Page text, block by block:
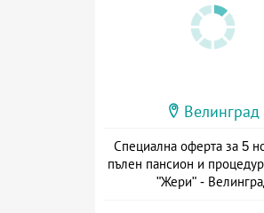
Велинград
Специална оферта за 5
пълен пансион и
"Жери" -